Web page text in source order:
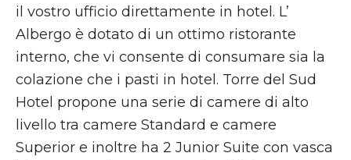
il vostro ufficio direttamente in hotel. L’
Albergo è dotato di un ottimo ristorante
interno, che vi consente di consumare sia la
colazione che i pasti in hotel. Torre del Sud
Hotel propone una serie di camere di alto
livello tra camere Standard e camere
Superior e inoltre ha 2 Junior Suite con vasca